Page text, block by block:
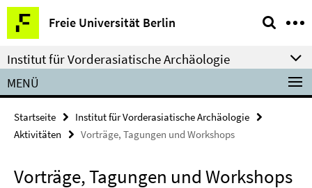
Springe
direkt
zu
Inhalt
Freie Universität Berlin
Service-
Navigation
Institut für Vorderasiatische Archäologie
MENÜ
Startseite
Institut für Vorderasiatische Archäologie
Aktivitäten
Vorträge, Tagungen und Workshops
Vorträge, Tagungen und Workshops